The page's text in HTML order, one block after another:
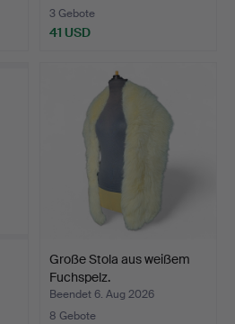
3 Gebote
41 USD
Große Stola aus weißem
Fuchspelz.
Beendet 6. Aug 2026
8 Gebote